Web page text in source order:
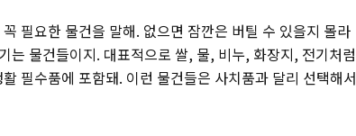
필요한 물건을 말해. 없으면 잠깐은 버틸 수 있을지 몰라
는 물건들이지. 대표적으로 쌀, 물, 비누, 화장지, 전기처럼
필수품에 포함돼. 이런 물건들은 사치품과 달리 선택해서